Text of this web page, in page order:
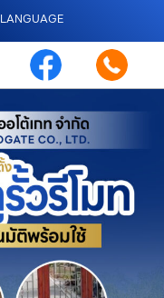
LANGUAGE